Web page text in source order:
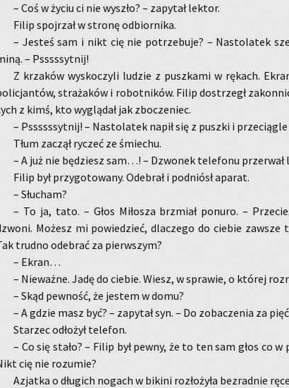
– Coś w życiu ci nie wy­szło? – za­py­tał lek­tor.
Filip spoj­rzał w stro­nę od­bior­ni­ka.
– Je­steś sam i nikt cię nie po­trze­bu­je? – Na­sto­la­tek
– Pssss­syt­nij!
Z krza­ków wy­sko­czy­li lu­dzie z pusz­ka­mi w rę­kach.
stra­ża­ków i ro­bot­ni­ków. Filip do­strzegł
z kimś, kto wy­glą­dał jak zbo­cze­niec.
– Psssss­syt­nij! – Na­sto­la­tek napił się z pusz­ki i prze­cią­gle
Tłum za­czął ry­czeć ze śmie­chu.
– A już nie bę­dziesz sam…! – Dzwo­nek te­le­fo­nu
Filip był przy­go­to­wa­ny. Ode­brał i pod­niósł apa­rat.
– Słu­cham?
– To ja, tato. – Głos Mi­ło­sza brzmiał po­nu­ro. –
Mo­żesz mi po­wie­dzieć, dla­cze­go do cie­bie za­wsze
trud­no ode­brać za pierw­szym?
– Ekran…
– Nie­waż­ne. Jadę do cie­bie. Wiesz, w spra­wie, o któ­rej
– Skąd pew­ność, że je­stem w domu?
– A gdzie masz być? – za­py­tał syn. – Do zo­ba­cze­nia za
Sta­rzec odło­żył te­le­fon.
– Co się stało? – Filip był pewny, że to ten sam głos co
cię nie ro­zu­mie?
Azjat­ka o dłu­gich no­gach w bi­ki­ni roz­ło­ży­ła bez­rad­nie